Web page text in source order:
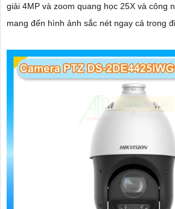
giải 4MP và zoom quang học 25X và công
mang đến hình ảnh sắc nét ngay cả trong